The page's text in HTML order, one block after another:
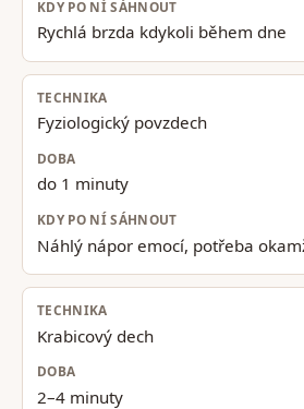
Rychlá brzda kdykoli během dne
Fyziologický povzdech
do 1 minuty
Náhlý nápor emocí, potřeba
Krabicový dech
2–4 minuty